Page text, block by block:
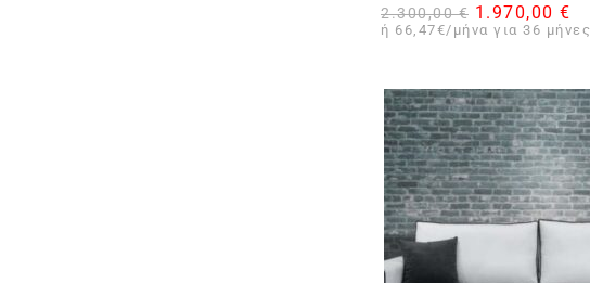
2.300,00€ 1.970,00 €
ή 66,47€/μήνα για 36 μήνες